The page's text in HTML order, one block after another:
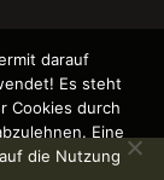
darauf
Es steht
Cookies durch
Eine
die Nutzung